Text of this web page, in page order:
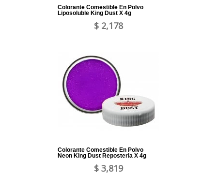
Colorante Comestible En Polvo
Liposoluble King Dust X 4g
$ 2,178
Colorante Comestible En Polvo
Neon King Dust Reposteria X 4g
$ 3,819